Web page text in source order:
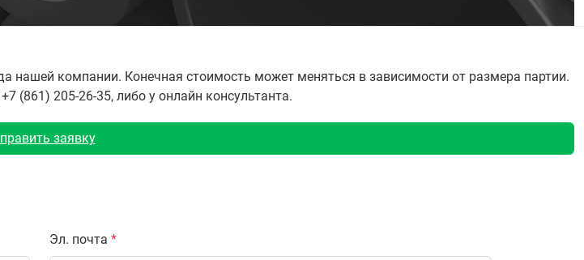
нашей компании. Конечная стоимость может меняться в зависимости от размера партии.
(861) 205-26-35, либо у онлайн консультанта.
заявку
Эл. почта *